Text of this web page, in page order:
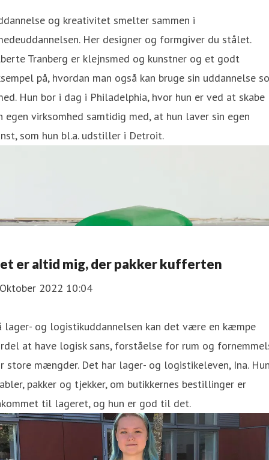
og kreativitet smelter sammen i
Her designer og formgiver du stålet.
Tranberg er klejnsmed og kunstner og et godt
på, hvordan man også kan bruge sin uddannelse
Hun bor i dag i Philadelphia, hvor hun er ved at skabe
egen virksomhed samtidig med, at hun laver sin egen
som hun bl.a. udstiller i Detroit.
er altid mig, der pakker kufferten
2022 10:04
lager- og logistikuddannelsen kan det være en kæmpe
at have logisk sans, forståelse for rum og
store mængder. Det har lager- og logistikeleven, Ina.
pakker og tjekker, om butikkernes bestillinger er
til lageret, og hun er god til det.